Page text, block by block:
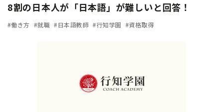
8割の日本人が「日本語」が難しいと回答！
#働き方 #就職 #日本語教師 #行知学園 #資格取得